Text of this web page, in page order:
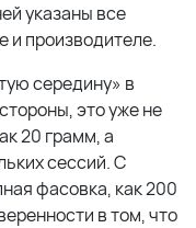
указаны все
и производителе.
середину» в
это уже не
20 грамм, а
сессий. С
фасовка, как 200
в том, что